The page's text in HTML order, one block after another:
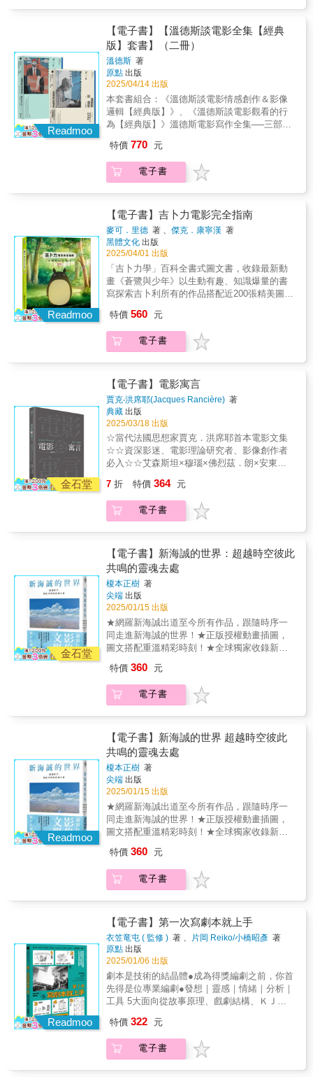
期，台灣知識份子曾經有過希特勒熱潮。台灣
第一位參加奧運的選手張星賢便親眼見過希特
勒，他曾以台灣人的身分代表滿洲國，也曾以
日本人的身分參加柏林奧運，是這一代台灣人
複雜身分認同的共通寫照。 1930年代中後
期開始，隨著日本發動戰爭，出現了一系列戰
爭電影，1940年的《燃燒的天空》開始加入圓
谷英二的特攝元素，戰爭場面更為逼真。戰爭
電影對台灣人有何影響？世代差異明顯：30多
歲的吳新榮因目睹戰爭的慘狀而心生厭惡，18
歲的葉盛吉看了《燃燒的天空》後感動萬分，
10歲少年東俊賢則因為這部電影而萌生報考少
年航空學校的心願。 新興帝國日本充分運
用電影來連結日本與殖民地或佔領地的歷史。
在敵人為「ABCD」（美國、英國、中國與荷
蘭）的情況下，台灣成為對抗荷蘭的角色，
《國姓爺合戰》（1940）便是以日本的鄭成功
神話為主題，《海上的豪族》（1942）則是濱
田彌兵衞趕走荷蘭人的故事。 李香蘭是
「大東亞共榮圈」的傳奇。她從滿映起家，而
手。她會講日語的中國人形象以及受過俄國美
聲訓練的歌聲，都讓她帶有朦朧的異國感。她
在台灣拍攝的電影《莎韻之鐘》（1943），在
原住民部落上映後，掀起了加入「高砂義勇
隊」的風潮。 電影是政治和經濟因素、社
會文化脈絡與影像交織下的產物，而殖民者的
統治策略、經濟發展、社會樣態與文化風貌各
有不同，在此架構下，本書試圖爬梳台灣電影
在日治時期的發展軌跡。
會社的宣傳部委託，為一部還未開拍的電影
剛推出第一部有聲電影《爵士歌手》（The
Jazz Singer）。導演溝口健二因此野心勃勃地
打算將《東京行進曲》拍成日本第一部有聲電
影。但有聲電影的計畫後來因故作罷。西條八
十創作歌詞的同名主題曲〈東京行進曲〉，最
後是以日本默片經常採用的方式出現在電影院
裡──搭配電影片頭的東京街景蒙太奇片段，同
步在影廳裡用留聲機播放主題曲。電影《東京
〈東京行進曲〉卻一炮而紅，成為日本流行音
樂史上第一首大街小巷傳唱的電影主題曲。勝
利（Victor）和古倫美亞（Columbia）等外商唱
留聲機的年代，由日本勝利唱片發行的主題曲
竟賣出了令人難以置信的二十五萬張之多。也
就是說許多樂迷可能像現代的年輕人一樣，明
明家裡沒有唱盤，卻還是把這黑膠帶回家收
藏。3距離關東大地震大約五、六年，西條八十
的四段歌詞正好記錄了災後復興的銀座、丸之
內、淺草和新宿改頭換面後的樣貌。尤其是關
於新宿的第四段，能看出整個都市的軸線翻轉
工程已經劇烈地開展。正好跟台北的西門町和
滿電影院、劇院、餐廳的淺草，正慢慢地把娛
樂中心的地位讓位給東京西邊武藏野台地上正
在快速崛起的新星──新宿。變幻中的新宿 武
歌詞描繪的就是伊勢丹百貨的前身ほてい屋和
三越、松屋等新潮百貨公司在新宿接連拔地而
起的一夜繁華。「武藏野的月亮」既是引用在
浮世繪和和歌裡頭經常一起出現的意象，也在
提醒觀眾這裡原是關東平原西邊的武藏野臺
地、那個原本什麼都沒有的地方。在歌詞中作
為私奔交通工具的小田急鐵道那時候才通車
野台地郊區移居並回到新宿上班、消費的新通
勤生活型態。這首流行歌擅自將「小田原急行
鐵道」的公司全名縮寫成「小田急」。對於已
長當時氣得跳腳，認為這傷害了他們家才正要
建立的企業品牌。社長並未能如願促使〈東京
行進曲〉修改歌詞。但我們現如今看到的第四
段歌詞確實被修改過。西條八十原本寫下的版
本是長這樣：長髮飄飄的馬克斯男孩今天也懷
抱著「紅色的愛戀」無產階級的新宿 武藏野
的月兒會從百貨大樓的屋頂上升起西條八十不
是心血來潮突然插入了社會主義革命觀點，
《東京行進曲》的故事本來就帶有批判階級的
主題。年輕的溝口健二和西條八十都有社會主
社會現況的批評和對於無產階級勞工的同情。
在日本政府鎮壓左翼的預備姿態越來越明顯的
時刻，發行《東京行進曲》的日活當然沒讓這
替換上來的這段歌詞原本可能被西條八十和溝
口健二用來嘲諷資本主義下有產階級年輕人的
虛無浮華。不過左翼思想的歌詞被大刀剪掉之
後，這首歌的嘲諷語氣變得非常隱晦。附帶說
明，洋派的潮男潮女並不是來新宿喝日本茶。
他們出入的大概是一九二七年在新宿開張的中
村屋喫茶部。從印度革命領袖拉什．貝哈里．
博斯（Rash Behari Bose）那兒得到印度咖哩
謂「印度貴族的純正咖哩」。不滿足於日式咖
哩。中村屋喫茶部建立了印度咖哩在新新宿
人、東京人甚所有日本人心中永遠無可動搖的
美食地位。至於歌詞中他們出沒的電影院，有
很高的機會是一九二〇年開館的新宿武藏野
館。現在仍在營業（但已經歷改建）的武藏野
館比較像是放映非主流電影的獨立電影院。但
在一百年前，它是整個東京映演外國電影的最
高規格電影院，吸引大量影迷和更多新電影院
陸續往新宿聚集。原本穩坐東京首輪地位的淺
草公園六區電影街，在新宿這些更新、更好的
電影院擠壓之下，只能一家一家地慢慢退出舞
台。5回到正題，〈東京行進曲〉歌詞中使用了
マ」來指電影或電影院。戰前，日本人主要把
電影稱作「活動寫真」，或是「電氣寫真」。
其他比較沒有那麼普及的稱呼還有「自動幻
Readmoo
【電子書】【溫德斯談電影全集【經典
版】套書】（二冊）
溫德斯 著
原點 出版
2025/04/14 出版
本套書組合：《溫德斯談電影情感創作＆影像
邏輯【經典版】》、《溫德斯談電影觀看的行
為【經典版】》溫德斯電影寫作全集──三部曲
電影大師的讀影＆創作心法！●一、二部曲，見
證溫德斯成為德國新浪潮導演的第一個20年拍
攝《夏日記遊》、《守門員的焦慮》、《公路
《慾望之翼》…經典創作的過程＆思考暢談──
為何拍電影∣故事會撒謊三部曲，溫德斯更高視
野的創作回顧˙反思榮獲坎城、威尼斯、柏林影
展大獎導演完成《巴黎‧德州》、《慾望之翼》
等代表作之後溫德斯以更高視野思考電影創作
不是要把人們的注意力從這個世界引開，而是
要把這個世界指給人們看。 ───溫德斯▌電影
大師，如何反思自身及作品?台灣首度譯自德文
的溫德斯電影寫作全集，依時間集結，分為三
行為》，集結了他在報章雜誌上的電影書寫、
演講稿和訪談紀錄。從影評人到導演，看見溫
德斯的第一個20年如何思考影像，見證創作歷
程▌首部曲：情感創作───夢想的啟動本書收錄
溫德斯在1968年至1984年，十六年間寫的文章
和電影評論。揭示了他如何透過觀看電影，聆
聽音樂，來對電影媒體反思。他的思想如何密
不可分地陪伴並塑造他的電影作品。溫德斯不
遺餘力地書寫電影──出於對德國電影評論和電
影文化現狀的憤怒；真誠表達對那些糟透了，
或是與之相反，堪稱學習典範電影作品的關注
與驚愕。溫德斯從未以新聞的立場來評論電
影。他更著墨於電影感知的瞬間，即「電影夢
想」，並將其與電影史，以及佔據了整整一世
代人的當前經驗聯繫起來：不論是最新的高達
遙騎士》或《狂沙十萬里》等經典片，亞佛烈
德．希區考克、勞勃．阿特曼、法蘭索瓦．楚
浮的作品，亦或是搖滾電影等。在對佛列茲‧朗
的悼詞中，溫德斯反思了被摧毀的德國電影傳
統；在與約阿希姆．費斯特的「希特勒電影」
辯論中，他遵循了意識形態、電影語言和電影
敘事之間的連結；另一篇文章則闡述了溫德斯
的「美國夢」和「公路電影」的思想。這些文
章都有一個共同點，目的在於展現電影對於我
們的意義：電影與生活有多密切關聯；電影比
這個時代更準確且更全面的文獻；電影可以透
過疏離人們的渴望和恐懼，對我們造成傷害，
相反地也能開拓我們的生活並揭示自由，為我
業。 ▌二部曲：影像邏輯───電影的實踐二部
曲收錄了溫德斯作為電影人的第一個二十年：
從早期的音樂電影，德國的公路電影《公路之
王》，到美國電影夢《巴黎，德州》和《慾望
之翼》；展現溫德斯身為一個導演與朋友和同
仁之間的對話：與荷索和法斯賓達、安東尼奧
尼和高達等當代電影大師，討論了電影是否還
有未來以及前景為何；多篇電影回憶錄，其中
冒險過程和剪接台上編輯工作的酸甜苦辣。讀
者更可見證他從《夏日記遊》到《巴黎，德
州》、《慾望之翼》的完整創作過程：影像
（體驗、夢境、想像）和故事（神話、小說、
何發想的。本書文字為讀者呈現出一幅關於電
影美學的廣泛草圖，這一切來自於攝影機後的
實踐，與其在影像及其邏輯之間不斷思辨的成
果。▌三部曲：觀看的行為───影像的反思本書
中，我們看著溫德斯如何利用接受記者和電影
界人士專訪的機會，確立自身立場，並釐清自
已與他人、城市和環境的關係，帶領我們看到
他如何更深刻地思考自身及他的電影作品。他
並詳細地談論自己在撰寫電影腳本時的工作情
視等）的可能性與危險性，以及對於自己既是
德國人和歐洲人，同時也是世界公民的自我認
知。▌對談機鋒處處，暢談為何走上電影之路多
特價 770 元
電子書
Readmoo
【電子書】吉卜力電影完全指南
麥可．里德 著 、傑克．康寧漢 著
黑體文化 出版
2025/04/01 出版
「吉卜力學」百科全書式圖文書，收錄最新動
畫《蒼鷺與少年》以生動有趣、知識爆量的書
寫探索吉卜利所有的作品搭配近200張精美圖
造具真實性、精彩、帶點諷刺意味，但最重要
的是，一部美麗的電影。我想描繪一個認真追
求夢想的人。夢想帶有一種瘋狂的毒性，而這
颳起的旋風從未歇止，除了賣座電影，也陸續
推出周邊商品，並開設美術館和主題公園，繼
續擄獲影迷的心。 吉卜力工作室成立於
1985年6月15日。工作室的名字發想自宮崎駿，
身為飛行器迷的他以二戰期間義大利飛行巡邏
隊「吉卜力」（Ghibli）為名，這個義大利文有
「從撒哈拉吹向地中海的溫暖氣流」之意。自
創立以來，吉卜力有如一股創意暖流，席捲了
日本動畫產業。從1984年的《風之谷》到2023
人的成長回憶，也影響了無數創作者，儼然成
為動畫史上一座無法超越的山。 今年84歲
的宮崎駿從1960年代開始創作生涯，在1979年
完成第一部動畫劇情長片《魯邦三世．卡里奧
斯特羅城》。當時Animage雜誌的編輯鈴木敏
夫是宮崎駿的熱心支持者，邀請他從1982年開
始在雜誌上連載《風之谷》漫畫，並於1984年
發行動畫長片。後來鈴木敏夫、宮崎駿和他的
導師高畑勳三位人物成為吉卜力三巨頭，創立
吉卜力工作室，並製作出一部部膾炙人口的動
畫劇情長片，奠立了日後的事業版圖。 鈴
木敏夫是吉卜力的總軍師，為工作室尋找資
上。兩位動畫天才宮崎駿和高畑勳，則在他的
保護下恣意揮灑才華。宮崎駿的作品以幻想題
材著稱，毫不保留地表現對飛行的熱愛、反戰
實」，畫功考究細節，致力表現風格上自我突
破。兩位大師撐起了吉卜力的一片天，也盡力
培育工作室年輕一代的動畫師──庵野秀明、西
村義明、米林宏昌、片渕須直……日後都成為
獨當一面的動畫家。 這本最新的吉卜力電
影書回顧吉卜力每一部長片，搭配了大量精美
劇照與海報、創意團隊與工作室的照片，帶領
讀者推開吉卜力工作室被植物遮蔽的大門，進
入吉卜力的魔法世界。 本書改編自廣受好
評的Podcast節目Ghibliotheque，堪稱英語世界
是重現了Podcast節目的錄製現場，寫作風格輕
快易讀。翻閱本書時就如同兩位資深吉卜力愛
好者坐在你身邊，為你仔細講解每部片的開場
人意猶未盡。 在書中，我們宛如乘著吉卜
力的想像飛行器，遨遊在幻想的天空中，見證
吉卜力作品每個振奮人心的時刻：娜烏西卡乘
著風穿越腐海，巴魯與希達唸著天空之城古老
的咒語，梅在森林中掉落在龍貓的肚子上，漫
天螢火蟲下節子與清太的笑容，魔女琪琪飛上
天空的那一刻，魔法公主小桑堅毅的眼神，千
事，為世界帶來珍貴寶藏，一次次以勇氣和希
望鼓舞人們。他們製作的不只是動畫，也是每
一次向世界重新出發的理想。愛與友情、成長
與付出、環境與和平……都是吉卜力不斷創作
特價 560 元
電子書
金石堂
【電子書】電影寓言
賈克‧洪席耶(Jacques Rancière) 著
典藏 出版
2025/03/18 出版
☆當代法國思想家賈克．洪席耶首本電影文集
☆☆資深影迷、電影理論研究者、影像創作者
必入☆☆艾森斯坦×穆瑙×佛烈茲．朗×安東
斯．馬克八大名導☆☆一部將改變你觀看電影
方式的哲學巨作☆高達曾說：「電影是世界上
最美的騙局。」（Cinema is the most beautiful
臺階的黑影、《不設防城市》裡朝著車子奔去
的女子……。這些由電影大師們所創造、令人
印象深刻的經典畫面，透過影像訴說著虛構與
現實交織的故事。自謙為業餘影迷的洪席耶，
於2001年出版探討電影美學的經典著作─《電
影寓言》，書中包含十一篇電影專文，論述艾
森斯坦、佛列茲．朗、穆瑙、安東尼．曼、羅
塞里尼、高達、克里斯·馬克等導演作品。洪席
耶將電影理論及歷史系譜納入其學說體系，並
提出「寓言」概念，闡述電影做為矛盾受挫的
是一本電影理論書，更透過具體的電影作品分
析，例如：希區考克如何完美掌控電影語言、
艾森斯坦如何運用蒙太奇技巧呈現蘇聯農業集
與動作背後的深刻意涵，以及高達如何在《電
影史》中重構影像與歷史的關係，讓我們看到
電影如何同時作為藝術形式與歷史見證，既說
故事，也記錄時代，並帶讀者探索影像背後更
深層的美學與社會意義。
7 折 特價 364 元
電子書
金石堂
【電子書】新海誠的世界：超越時空彼此
共鳴的靈魂去處
榎本正樹 著
尖端 出版
2025/01/15 出版
★網羅新海誠出道至今所有作品，跟隨時序一
同走進新海誠的世界！★正版授權動畫插圖，
圖文搭配重溫精彩時刻！★全球獨家收錄新海
析正是從『新海誠的觀眾、讀者』的視角出
發，讓人感受到強烈的共鳴！」「閱讀完每篇
評論，都有種看完電影的錯覺！」「以前一直
內容簡介「寫下劇本的第一行，等於是放棄了
無數的可能性。每寫一行，原本還有很多的故
事可能性就會一一被封閉。最後寫完時，電影
就只剩下一種形式。」——新海誠帶你一步步
剖析新海誠的世界！以新海誠自己的言語來解
釋他在各個階段的想法，以及他想要嘗試的挑
戰。《她和她的貓》新海誠的理念，就匯集於
這個「肯定世界的意志」。《星之聲》「我盡
可能把自己能夠做的事，用最好的形式展現出
來。」《雲之彼端，約定的地方》為了得到某
分》「在難過、痛苦的時候，風景是最接近我
們的『救贖』。」《追逐繁星的孩子》懷著喪
失的回憶活下去。《言葉之庭》實現「數位時
行想像這件事本身，就會通往深入思考自
己。」《天氣之子》特別收錄新海誠長篇訪
談。《鈴芽之旅》獨家收錄刊登於雜誌《Pen》
上的新海誠訪談。
特價 360 元
電子書
Readmoo
【電子書】新海誠的世界 超越時空彼此
共鳴的靈魂去處
榎本正樹 著
尖端 出版
2025/01/15 出版
★網羅新海誠出道至今所有作品，跟隨時序一
同走進新海誠的世界！★正版授權動畫插圖，
圖文搭配重溫精彩時刻！★全球獨家收錄新海
析正是從『新海誠的觀眾、讀者』的視角出
發，讓人感受到強烈的共鳴！」「閱讀完每篇
評論，都有種看完電影的錯覺！」「以前一直
內容簡介「寫下劇本的第一行，等於是放棄了
無數的可能性。每寫一行，原本還有很多的故
事可能性就會一一被封閉。最後寫完時，電影
就只剩下一種形式。」——新海誠帶你一步步
剖析新海誠的世界！以新海誠自己的言語來解
釋他在各個階段的想法，以及他想要嘗試的挑
戰。《她和她的貓》新海誠的理念，就匯集於
這個「肯定世界的意志」。《星之聲》「我盡
可能把自己能夠做的事，用最好的形式展現出
樣東西，就必須放棄另一樣東西。《秒速5公
分》「在難過、痛苦的時候，風景是最接近我
們的『救贖』。」《追逐繁星的孩子》懷著喪
特價 360 元
電子書
Readmoo
【電子書】第一次寫劇本就上手
衣笠竜屯 ( 監修 ) 著 、 片岡 Reiko/小橋昭彥 著
原點 出版
2025/01/06 出版
劇本是技術的結晶體●成為得獎編劇之前，你首
先得是位專業編劇●發想｜靈感｜情緒｜分析｜
工具 5大面向從故事原理、戲劇結構、ＫＪ
帶你認識業界殘酷現實告訴你千金難買早知
道，電影人編劇經驗談▌創作劇本，不求人，用
圖解，就是快 ▌你需要的不是創作天分，而是
特價 322 元
電子書